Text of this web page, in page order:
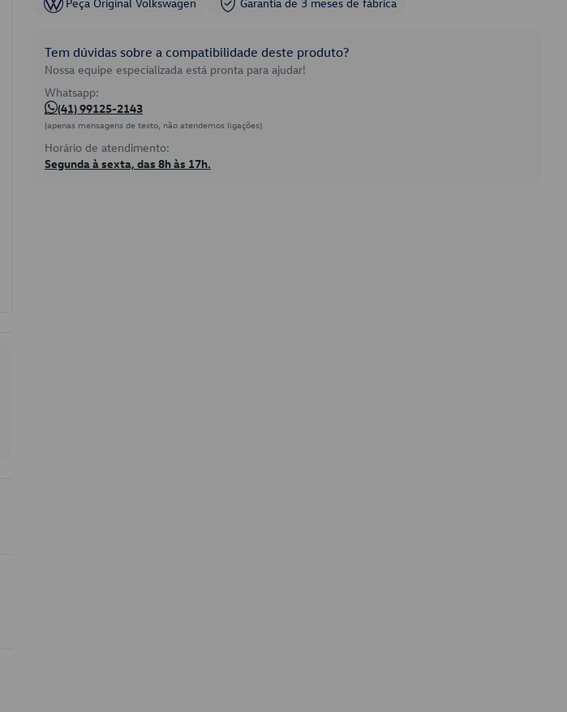
Tem dúvidas sobre a compatibilidade deste produto?
Nossa equipe especializada está pronta para ajudar!
Whatsapp:
(41) 99125-2143
(apenas mensagens de texto, não atendemos ligações)
Horário de atendimento:
Segunda à sexta, das 8h às 17h.